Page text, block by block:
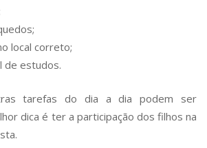
local correto;
de estudos.
tarefas do dia a dia podem ser
dica é ter a participação dos filhos na